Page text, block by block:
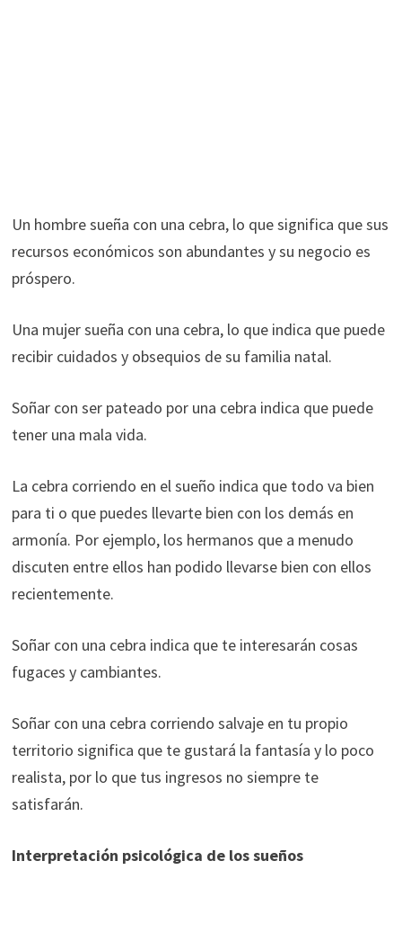
Un hombre sueña con una cebra, lo que significa que sus
recursos económicos son abundantes y su negocio es
próspero.
Una mujer sueña con una cebra, lo que indica que puede
recibir cuidados y obsequios de su familia natal.
Soñar con ser pateado por una cebra indica que puede
tener una mala vida.
La cebra corriendo en el sueño indica que todo va bien
para ti o que puedes llevarte bien con los demás en
armonía. Por ejemplo, los hermanos que a menudo
discuten entre ellos han podido llevarse bien con ellos
recientemente.
Soñar con una cebra indica que te interesarán cosas
fugaces y cambiantes.
Soñar con una cebra corriendo salvaje en tu propio
territorio significa que te gustará la fantasía y lo poco
realista, por lo que tus ingresos no siempre te
satisfarán.
Interpretación psicológica de los sueños